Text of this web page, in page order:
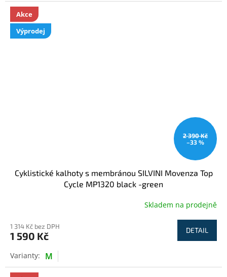
Akce
Výprodej
2 390 Kč
–33 %
Cyklistické kalhoty s membránou SILVINI Movenza Top
Cycle MP1320 black -green
Skladem na prodejně
1 314 Kč bez DPH
1 590 Kč DETAIL
M